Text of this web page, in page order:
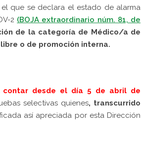
que se declara el estado de alarma
2 (BOJA extraordinario núm. 81, de
de la categoría de Médico/a de
o de promoción interna.
contar desde el día 5 de abril de
selectivas quienes, transcurrido
así apreciada por esta Dirección